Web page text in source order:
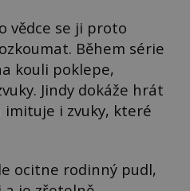
vědce se ji proto
Během série
kouli poklepe,
Jindy dokáže hrát
imituje i zvuky, které
ocitne rodinný pudl,